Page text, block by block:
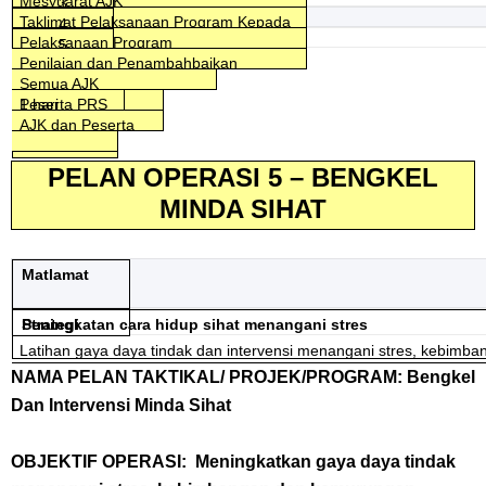
TANGGUNGJAWAB
KPI
SASARAN
CATATAN*
1 hari
Penyelaras
Pengetua
PK HEM
AJK
1 hari
Semua AJK
Taklimat Pelaksanaan Program Kepada
PRS
Penyelaras
1 jam
Semua PRS
4
Pelaksanaan Program
Semua AJK Pelaksana
2 hari
Peserta PRS
5
Penilaian dan Penambahbaikan
Semua AJK
1 hari
AJK dan Peserta
PELAN OPERASI 5 – BENGKEL
MINDA SIHAT
Matlamat
Peningkatan cara hidup sihat menangani stres
Strategi
Latihan gaya daya tindak dan intervensi menangani stres,
NAMA PELAN TAKTIKAL/ PROJEK/PROGRAM: Bengkel
Dan Intervensi Minda Sihat
OBJEKTIF OPERASI: Meningkatkan gaya daya tindak